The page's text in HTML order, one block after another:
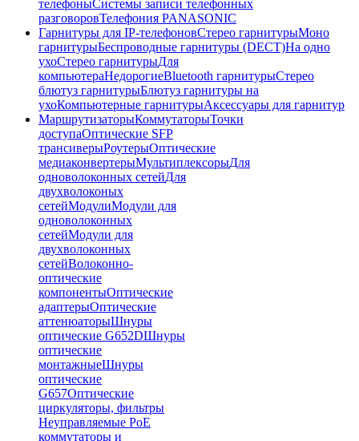
телефоныСистемы записи телефонных
разговоровТелефония PANASONIC
Гарнитуры для IP-телефоновСтерео гарнитурыМоно
гарнитурыБеспроводные гарнитуры (DECT)На одно
ухоСтерео гарнитурыДля
компьютераНедорогиеBluetooth гарнитурыСтерео
блютуз гарнитурыБлютуз гарнитуры на
ухоКомпьютерные гарнитурыАксессуары для гарнитур
МаршрутизаторыКоммутаторыТочки
доступаОптические SFP
трансиверыРоутерыОптические
медиаконвертерыМультиплексорыДля
одноволоконных сетейДля
двухволоконых
сетейМодулиМодули для
одноволоконных
сетейМодули для
двухволоконных
сетейВолоконно-
оптические
компонентыОптические
адаптерыОптические
аттенюаторыШнуры
оптические G652DШнуры
оптические
монтажныеШнуры
оптические
G657Оптические
циркуляторы, фильтры
Неуправляемые PoE
коммутаторы и